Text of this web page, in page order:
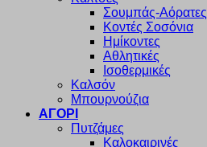
Σουμπάς-Αόρατες
Κοντές Σοσόνια
Ημίκοντες
Αθλητικές
Ισοθερμικές
Καλσόν
Μπουρνούζια
ΑΓΟΡΙ
Πυτζάμες
Καλοκαιρινές